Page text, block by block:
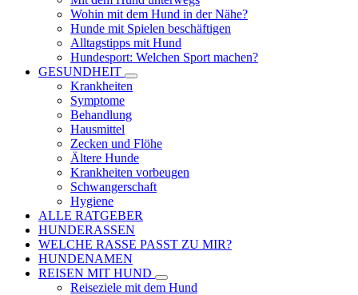
Wohin mit dem Hund in der Nähe?
Hunde mit Spielen beschäftigen
Alltagstipps mit Hund
Hundesport: Welchen Sport machen?
GESUNDHEIT
Krankheiten
Symptome
Behandlung
Hausmittel
Zecken und Flöhe
Ältere Hunde
Krankheiten vorbeugen
Schwangerschaft
Hygiene
ALLE RATGEBER
HUNDERASSEN
WELCHE RASSE PASST ZU MIR?
HUNDENAMEN
REISEN MIT HUND
Reiseziele mit dem Hund